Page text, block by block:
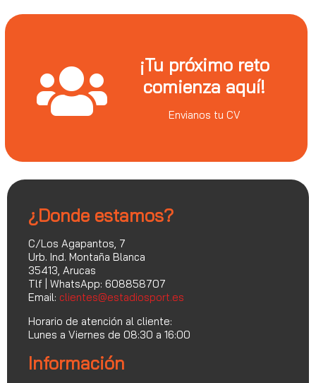
¡Tu próximo reto
comienza aquí!
Envianos tu CV
¿Donde estamos?
C/Los Agapantos, 7
Urb. Ind. Montaña Blanca
35413, Arucas
Tlf | WhatsApp: 608858707
Email: clientes@estadiosport.es
Horario de atención al cliente:
Lunes a Viernes de 08:30 a 16:00
Información